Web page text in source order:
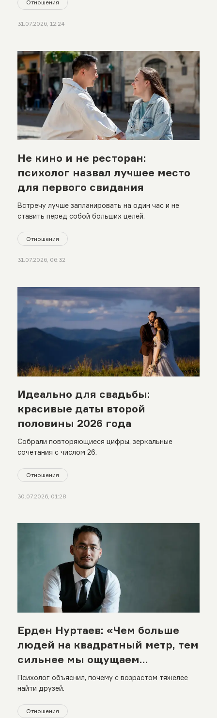
Отношения
31.07.2026, 12:24
Не кино и не ресторан:
психолог назвал лучшее место
для первого свидания
Встречу лучше запланировать на один час и не
ставить перед собой больших целей.
Отношения
31.07.2026, 06:32
Идеально для свадьбы:
красивые даты второй
половины 2026 года
Собрали повторяющиеся цифры, зеркальные
сочетания с числом 26.
Отношения
30.07.2026, 01:28
Ерден Нуртаев: «Чем больше
людей на квадратный метр, тем
сильнее мы ощущаем
одиночество»
Психолог объяснил, почему с возрастом тяжелее
найти друзей.
Отношения